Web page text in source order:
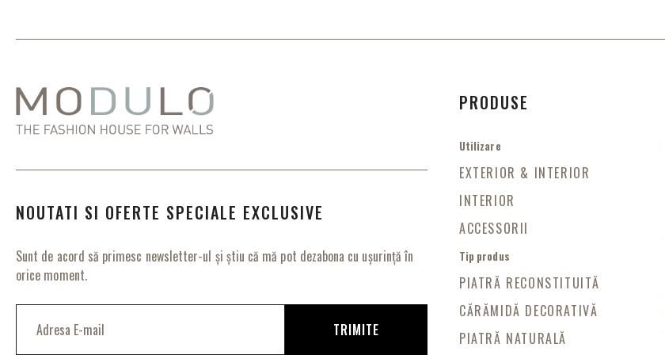
NOUTATI SI OFERTE SPECIALE EXCLUSIVE
Sunt de acord să primesc newsletter-ul și știu că mă pot dezabona cu ușurință în
orice moment.
TRIMITE
PRODUSE
Utilizare
EXTERIOR & INTERIOR
INTERIOR
ACCESSORII
Tip produs
PIATRĂ RECONSTITUITĂ
CĂRĂMIDĂ DECORATIVĂ
PIATRĂ NATURALĂ